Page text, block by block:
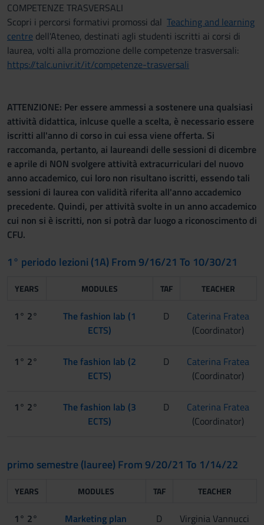
COMPETENZE TRASVERSALI
Scopri i percorsi formativi promossi dal Teaching and learning
centre dell'Ateneo, destinati agli studenti iscritti ai corsi di
laurea, volti alla promozione delle competenze trasversali:
https://talc.univr.it/it/competenze-trasversali
ATTENZIONE: Per essere ammessi a sostenere una qualsiasi
attività didattica, inlcuse quelle a scelta, è necessario essere
iscritti all'anno di corso in cui essa viene offerta. Si
raccomanda, pertanto, ai laureandi delle sessioni di dicembre
e aprile di NON svolgere attività extracurriculari del nuovo
anno accademico, cui loro non risultano iscritti, essendo tali
sessioni di laurea con validità riferita all'anno accademico
precedente. Quindi, per attività svolte in un anno accademico
cui non si è iscritti, non si potrà dar luogo a riconoscimento di
CFU.
1° periodo lezioni (1A) From 9/16/21 To 10/30/21
YEARS MODULES TAF TEACHER
1° 2°
The fashion lab (1
ECTS)
D
Caterina Fratea
(Coordinator)
1° 2°
The fashion lab (2
ECTS)
D
Caterina Fratea
(Coordinator)
1° 2°
The fashion lab (3
ECTS)
D
Caterina Fratea
(Coordinator)
primo semestre (lauree) From 9/20/21 To 1/14/22
YEARS MODULES TAF TEACHER
1° 2° Marketing plan D
Virginia Vannucci